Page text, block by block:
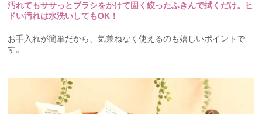
汚れてもササっとブラシをかけて固く絞ったふきんで拭くだけ。ヒ
ドい汚れは水洗いしてもOK！
お手入れが簡単だから、気兼ねなく使えるのも嬉しいポイントで
す。